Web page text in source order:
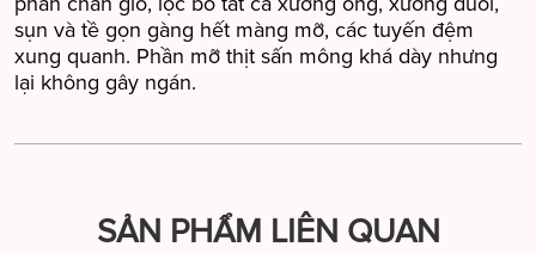
sụn và tề gọn gàng hết màng mỡ, các tuyến đệm
xung quanh. Phần mỡ thịt sấn mông khá dày nhưng
lại không gây ngán.
SẢN PHẨM LIÊN QUAN